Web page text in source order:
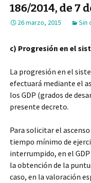
186/2014, de 7
26 marzo, 2015 Sin
c) Progresión en el
La progresión en el
efectuará mediante el
los GDP (grados de
presente decreto.
Para solicitar el
tiempo mínimo de
interrumpido, en el
la obtención de la
caso, en la valoración